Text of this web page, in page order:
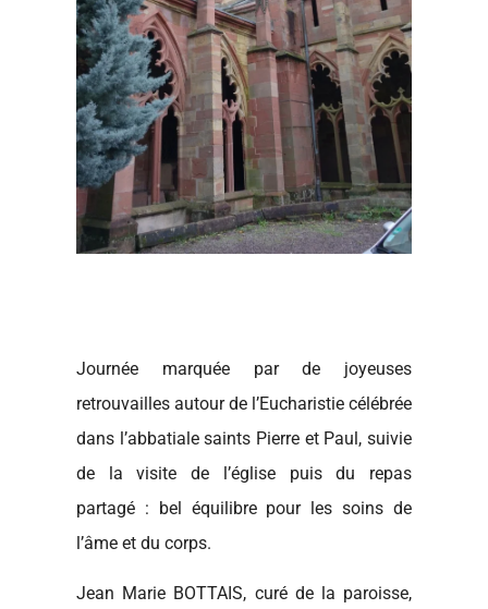
Journée marquée par de joyeuses
retrouvailles autour de l’Eucharistie célébrée
dans l’abbatiale saints Pierre et Paul, suivie
de la visite de l’église puis du repas
partagé : bel équilibre pour les soins de
l’âme et du corps.
Jean Marie BOTTAIS, curé de la paroisse,